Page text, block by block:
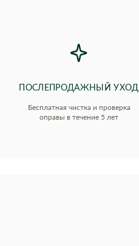
ПОСЛЕПРОДАЖНЫЙ УХОД
Бесплатная чистка и проверка
оправы в течение 5 лет